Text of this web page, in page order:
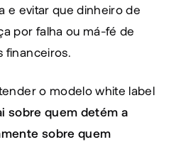
e evitar que dinheiro de
por falha ou má-fé de
financeiros.
o modelo white label
sobre quem detém a
sobre quem